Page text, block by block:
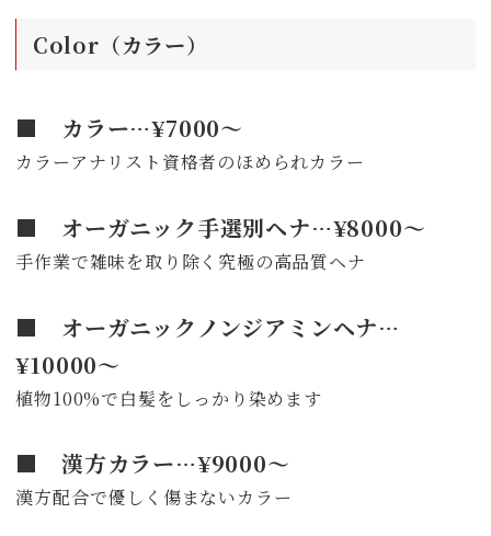
Color（カラー）
■ カラー…¥7000～
カラーアナリスト資格者のほめられカラー
■ オーガニック手選別ヘナ…¥8000～
手作業で雑味を取り除く究極の高品質ヘナ
■ オーガニックノンジアミンヘナ…
¥10000〜
植物100%で白髪をしっかり染めます
■ 漢方カラー…¥9000～
漢方配合で優しく傷まないカラー